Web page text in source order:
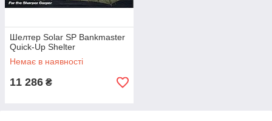
Шелтер Solar SP Bankmaster
Quick-Up Shelter
Немає в наявності
11 286 ₴